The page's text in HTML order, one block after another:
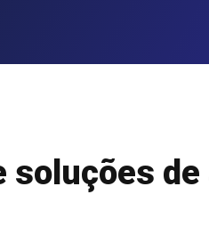
soluções